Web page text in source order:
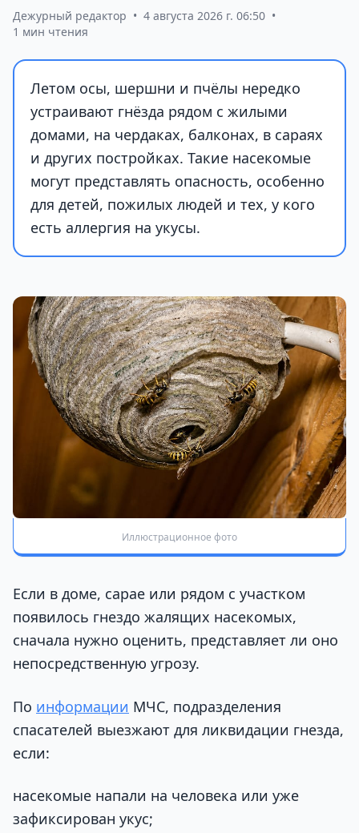
Дежурный редактор • 4 августа 2026 г. 06:50 •
1 мин чтения
Летом осы, шершни и пчёлы нередко
устраивают гнёзда рядом с жилыми
домами, на чердаках, балконах, в сараях
и других постройках. Такие насекомые
могут представлять опасность, особенно
для детей, пожилых людей и тех, у кого
есть аллергия на укусы.
Иллюстрационное фото
Если в доме, сарае или рядом с участком
появилось гнездо жалящих насекомых,
сначала нужно оценить, представляет ли оно
непосредственную угрозу.
По информации МЧС, подразделения
спасателей выезжают для ликвидации гнезда,
если:
насекомые напали на человека или уже
зафиксирован укус;